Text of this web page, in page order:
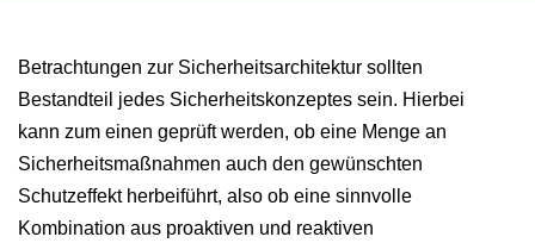
Betrachtungen zur Sicherheitsarchitektur sollten
Bestandteil jedes Sicherheitskonzeptes sein. Hierbei
kann zum einen geprüft werden, ob eine Menge an
Sicherheitsmaßnahmen auch den gewünschten
Schutzeffekt herbeiführt, also ob eine sinnvolle
Kombination aus proaktiven und reaktiven